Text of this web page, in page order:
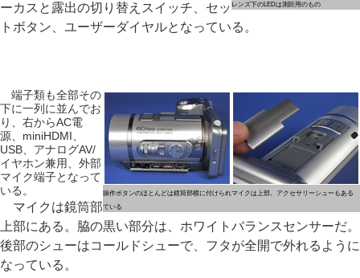
レンズ下のLEDは測距用のもの
ーカスと露出の切り替えスイッチ、セッ
トボタン、ユーザーダイヤルとなっている。
操作ボタンのほとんどは鏡筒部横に付けられ
ている
マイクは上部。アクセサリーシューもある
端子類も全部その
下に一列に並んでお
り、右からAC電
源、miniHDMI、
USB、アナログAV/
イヤホン兼用、外部
マイク端子となって
いる。
マイクは鏡筒部
上部にある。脇の黒い部分は、ホワイトバランスセンサーだ。
後部のシューはコールドシューで、フタが全開で外れるように
なっている。